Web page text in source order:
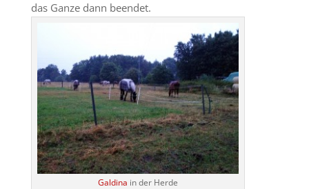
das Ganze dann beendet.
Galdina in der Herde